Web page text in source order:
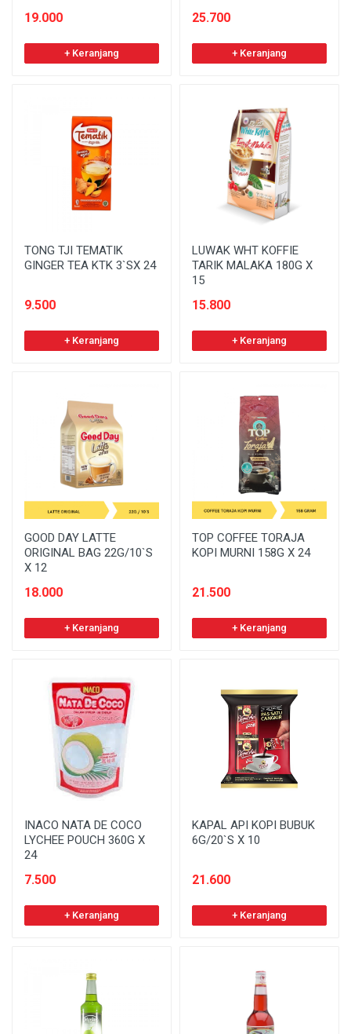
19.000
+ Keranjang
25.700
+ Keranjang
TONG TJI TEMATIK
GINGER TEA KTK 3`SX 24
9.500
+ Keranjang
LUWAK WHT KOFFIE
TARIK MALAKA 180G X
15
15.800
+ Keranjang
GOOD DAY LATTE
ORIGINAL BAG 22G/10`S
X 12
18.000
+ Keranjang
TOP COFFEE TORAJA
KOPI MURNI 158G X 24
21.500
+ Keranjang
INACO NATA DE COCO
LYCHEE POUCH 360G X
24
7.500
+ Keranjang
KAPAL API KOPI BUBUK
6G/20`S X 10
21.600
+ Keranjang